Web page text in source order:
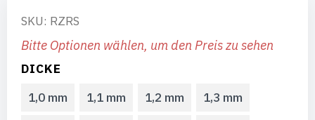
SKU: RZRS
Bitte Optionen wählen, um den Preis zu sehen
DICKE
1,0 mm
1,1 mm 1,2 mm 1,3 mm